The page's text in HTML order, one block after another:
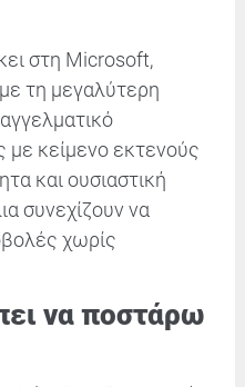
στη Microsoft,
τη μεγαλύτερη
με κείμενο εκτενούς
και ουσιαστική
συνεχίζουν να
χωρίς
να ποστάρω